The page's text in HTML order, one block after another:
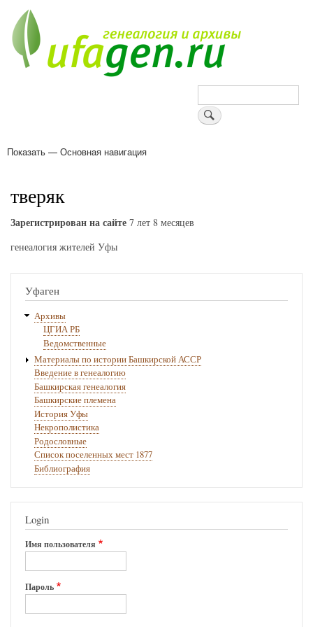
основному
содержанию
Поиск
Основная
Показать — Основная навигация
тверяк
Зарегистрирован на сайте 7 лет 8 месяцев
генеалогия жителей Уфы
Уфаген
Архивы
ЦГИА РБ
Ведомственные
Материалы по истории Башкирской АССР
Введение в генеалогию
Башкирская генеалогия
Башкирские племена
История Уфы
Некрополистика
Родословные
Список поселенных мест 1877
Библиография
Login
Имя пользователя
Пароль